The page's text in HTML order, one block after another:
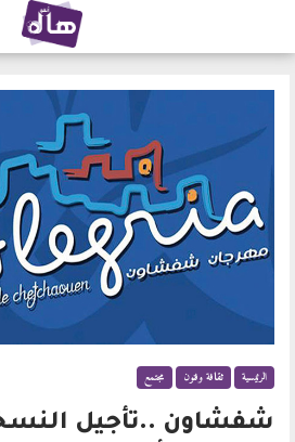
الرئيسية ثقافة وفنون مجتمع